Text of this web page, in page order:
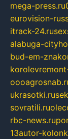
mega-press.ru
eurovision-
itrack-24.ru
alabuga-
bud-em-
ukrasotki.ru
sovratili.ru
rbc-news.ru
13autor-